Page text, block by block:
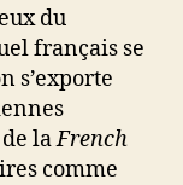
du
français se
s’exporte
de laFrench
comme